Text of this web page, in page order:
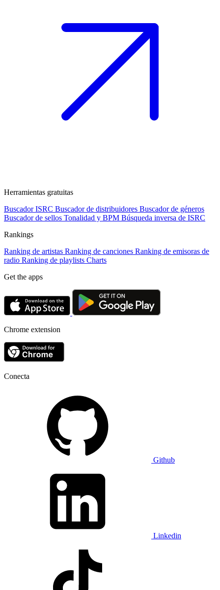
Herramientas gratuitas
Buscador ISRC Buscador de distribuidores Buscador de géneros
Buscador de sellos Tonalidad y BPM Búsqueda inversa de ISRC
Rankings
Ranking de artistas Ranking de canciones Ranking de emisoras de
radio Ranking de playlists Charts
Get the apps
Chrome extension
Conecta
Github
Linkedin